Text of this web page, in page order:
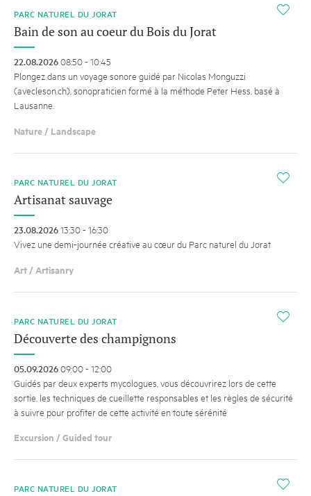
i
PARC NATUREL DU JORAT
Bain de son au coeur du Bois du Jorat
22.08.202608:50 - 10:45
Plongez dans un voyage sonore guidé par Nicolas Monguzzi
(avecleson.ch), sonopraticien formé à la méthode Peter Hess, basé à
Lausanne.
Nature / Landscape
i
PARC NATUREL DU JORAT
Artisanat sauvage
23.08.202613:30 - 16:30
Vivez une demi-journée créative au cœur du Parc naturel du Jorat
Art / Artisanry
i
PARC NATUREL DU JORAT
Découverte des champignons
05.09.202609:00 - 12:00
Guidés par deux experts mycologues, vous découvrirez lors de cette
sortie, les techniques de cueillette responsables et les règles de sécurité
à suivre pour profiter de cette activité en toute sérénité
Excursion / Guided tour
i
PARC NATUREL DU JORAT